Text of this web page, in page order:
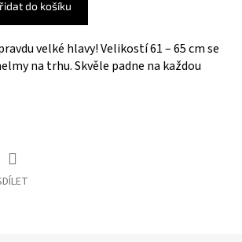
do košíku
velké hlavy! Velikostí 61 – 65 cm se
na trhu. Skvěle padne na každou